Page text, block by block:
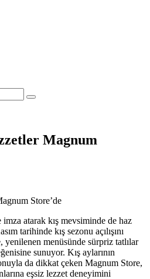
Magnum
atarak kış mevsiminde de haz
tarihinde kış sezonu açılışını
yenilenen menüsünde sürpriz tatlılar
sunuyor. Kış aylarının
da dikkat çeken Magnum Store,
eşsiz lezzet deneyimini